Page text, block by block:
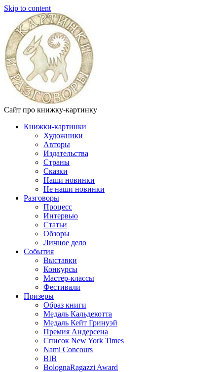
Skip to content
Сайт про книжку-картинку
Книжки-картинки
Художники
Авторы
Издательства
Страны
Сказки
Наши новинки
Не наши новинки
Разговоры
Процесс
Интервью
Статьи
Обзоры
Личное дело
События
Выставки
Конкурсы
Мастер-классы
Фестивали
Призеры
Образ книги
Медаль Кальдекотта
Медаль Кейт Гринуэй
Премия Андерсена
Список New York Times
Nami Concours
BIB
BolognaRagazzi Award